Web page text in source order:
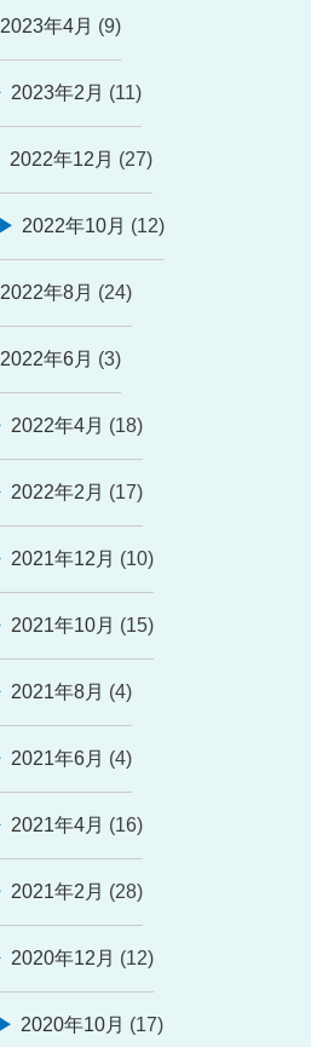
2023年4月 (9)
2023年2月 (11)
2022年12月 (27)
2022年10月 (12)
2022年8月 (24)
2022年6月 (3)
2022年4月 (18)
2022年2月 (17)
2021年12月 (10)
2021年10月 (15)
2021年8月 (4)
2021年6月 (4)
2021年4月 (16)
2021年2月 (28)
2020年12月 (12)
2020年10月 (17)